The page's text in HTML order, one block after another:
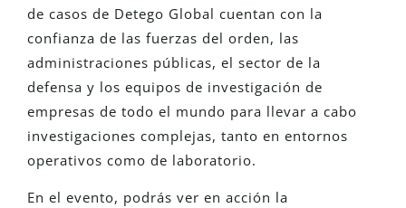
de casos de Detego Global cuentan con la
confianza de las fuerzas del orden, las
administraciones públicas, el sector de la
defensa y los equipos de investigación de
empresas de todo el mundo para llevar a cabo
investigaciones complejas, tanto en entornos
operativos como de laboratorio.
En el evento, podrás ver en acción la